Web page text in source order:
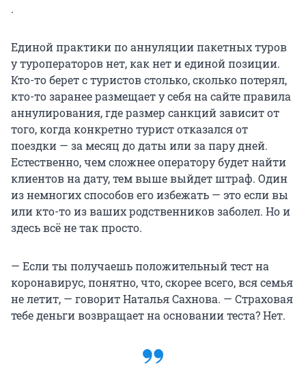
.
Единой практики по аннуляции пакетных туров
у туроператоров нет, как нет и единой позиции.
Кто-то берет с туристов столько, сколько потерял,
кто-то заранее размещает у себя на сайте правила
аннулирования, где размер санкций зависит от
того, когда конкретно турист отказался от
поездки — за месяц до даты или за пару дней.
Естественно, чем сложнее оператору будет найти
клиентов на дату, тем выше выйдет штраф. Один
из немногих способов его избежать — это если вы
или кто-то из ваших родственников заболел. Но и
здесь всё не так просто.
— Если ты получаешь положительный тест на
коронавирус, понятно, что, скорее всего, вся семья
не летит, — говорит Наталья Сахнова. — Страховая
тебе деньги возвращает на основании теста? Нет.